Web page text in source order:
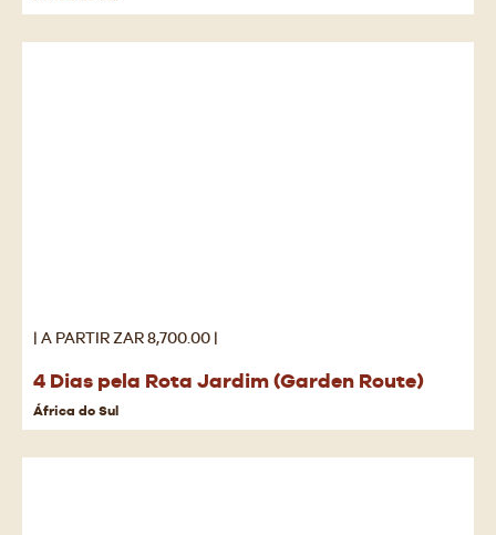
| A PARTIR ZAR 8,700.00 |
4 Dias pela Rota Jardim (Garden Route)
África do Sul